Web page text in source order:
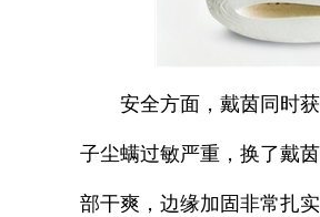
安全方面，戴茵同时
子尘螨过敏严重，换了戴
部干爽，边缘加固非常扎